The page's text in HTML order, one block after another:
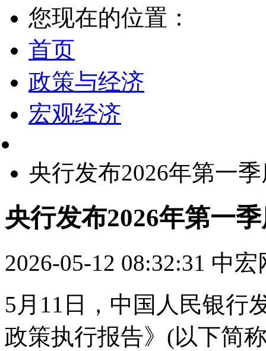
您现在的位置：
首页
政策与经济
宏观经济
央行发布2026年第一
央行发布2026年第一
2026-05-12 08:32:31 中宏
5月11日，中国人民银行
政策执行报告》(以下简